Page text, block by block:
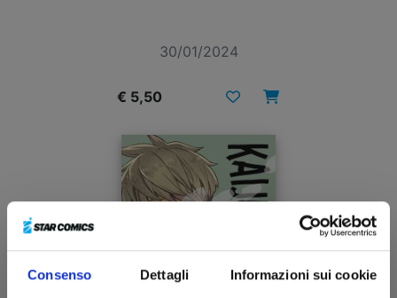
Consenso Dettagli Informazioni sui cookie
30/01/2024
€ 5,50